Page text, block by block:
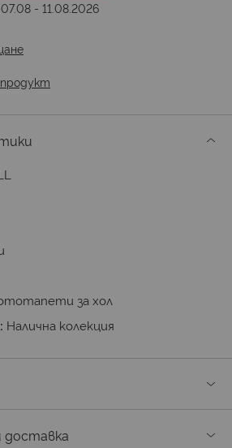
07.08 - 11.08.2026
за хол
Налична колекция
доставка